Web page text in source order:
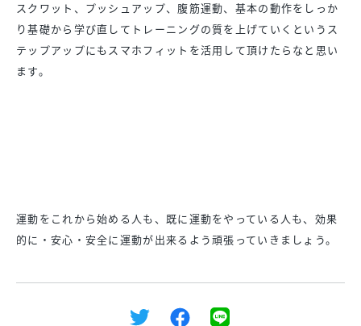
スクワット、プッシュアップ、腹筋運動、基本の動作をしっか
り基礎から学び直してトレーニングの質を上げていくというス
テップアップにもスマホフィットを活用して頂けたらなと思い
ます。
運動をこれから始める人も、既に運動をやっている人も、効果
的に・安心・安全に運動が出来るよう頑張っていきましょう。